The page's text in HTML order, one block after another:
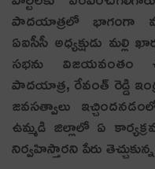
పాదయాత్రలో భాగంగా
ఏఐసీసీ అధ్యక్షుడు మల్లి
సభను విజ‌య‌వంతం
పాదయాత్ర, రేవంత్ రెడ్డి
జవసత్వాలు
ఉమ్మడి జిల్లాలో ఏ
నిర్వహిస్తారని పేరు